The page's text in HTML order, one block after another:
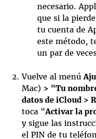
necesario.
que si la
tu cuenta de
este método,
un par de
Vuelve al menú
Mac) > "Tu
datos de iCloud >
toca "Activar la
y sigue las
el PIN de tu